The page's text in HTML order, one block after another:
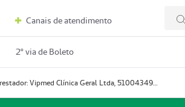
Canais de atendimento
2º via de Boleto
Prestador: Vipmed Clínica Geral Ltda, 51004349-0 (Nome Fantasia: Policlínica Master)